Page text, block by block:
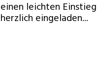
einen leichten
herzlich eingeladen...